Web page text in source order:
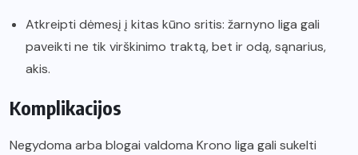
Atkreipti dėmesį į kitas kūno sritis: žarnyno liga gali
paveikti ne tik virškinimo traktą, bet ir odą, sąnarius,
akis.
Komplikacijos
Negydoma arba blogai valdoma Krono liga gali sukelti